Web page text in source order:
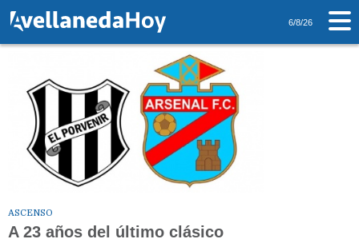
6/8/26
Tag: B Nacional
ASCENSO
A 23 años del último clásico